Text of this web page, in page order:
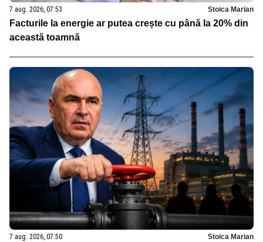
7 aug. 2026, 07:53 Stoica Marian
Facturile la energie ar putea crește cu până la 20% din
această toamnă
7 aug. 2026, 07:50 Stoica Marian